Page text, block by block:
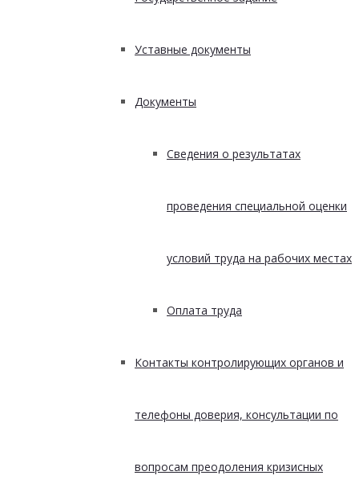
Уставные документы
Документы
Сведения о результатах
проведения специальной оценки
условий труда на рабочих местах
Оплата труда
Контакты контролирующих органов и
телефоны доверия, консультации по
вопросам преодоления кризисных